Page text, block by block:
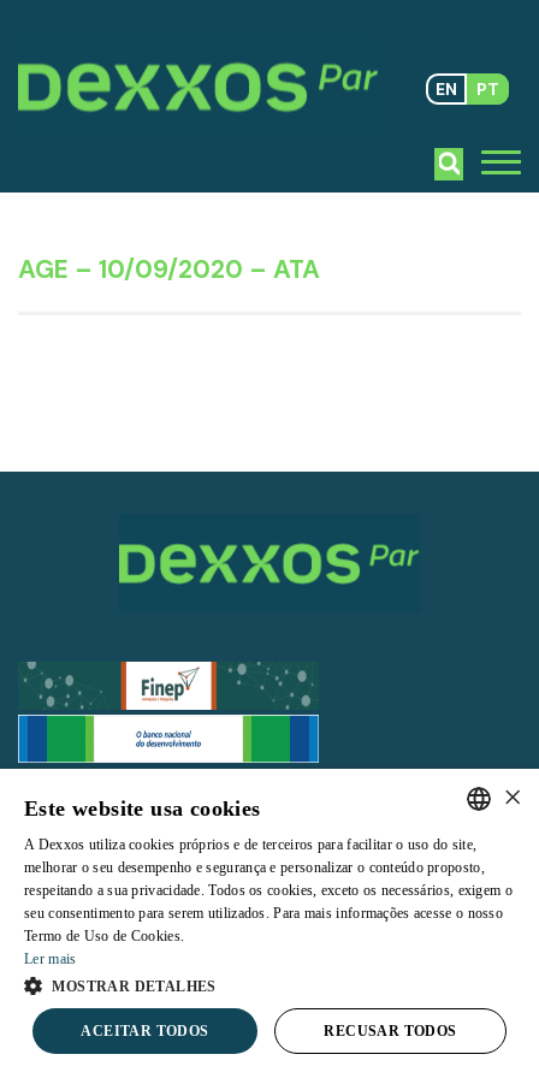
EN PT
AGE – 10/09/2020 – ATA
Todos os direitos reservados | Termos e Condições de Uso
Política de
Privacidade
PORTUGUESE
ENGLISH
×
Este website usa cookies
A Dexxos utiliza cookies próprios e de terceiros para facilitar o uso do site,
melhorar o seu desempenho e segurança e personalizar o conteúdo proposto,
respeitando a sua privacidade. Todos os cookies, exceto os necessários, exigem o
seu consentimento para serem utilizados. Para mais informações acesse o nosso
Termo de Uso de Cookies.
Ler mais
MOSTRAR DETALHES
ACEITAR TODOS RECUSAR TODOS